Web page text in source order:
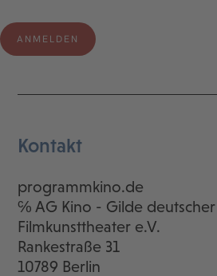
Kontakt
programmkino.de
℅ AG Kino - Gilde deutscher
Filmkunsttheater e.V.
Rankestraße 31
10789 Berlin